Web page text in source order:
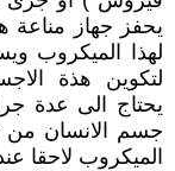
يحفز جهاز
لهذا الميكروب
لتكوين هذة
يحتاج الى عدة
جسم الانسان من
الميكروب لاحقا